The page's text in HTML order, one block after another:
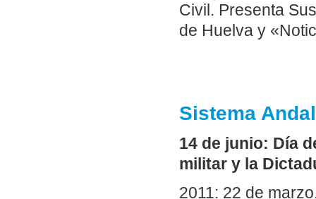
Civil. Presenta
de Huelva y
Sistema
14 de junio: Día
militar y la
2011: 22 de